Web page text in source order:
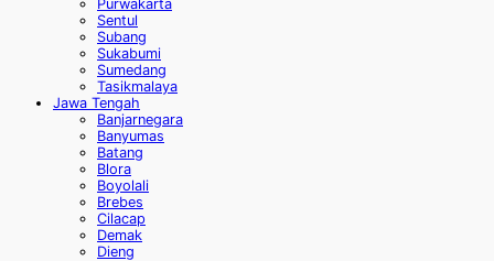
Purwakarta
Sentul
Subang
Sukabumi
Sumedang
Tasikmalaya
Jawa Tengah
Banjarnegara
Banyumas
Batang
Blora
Boyolali
Brebes
Cilacap
Demak
Dieng